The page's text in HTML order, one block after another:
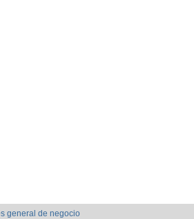
general de negocio